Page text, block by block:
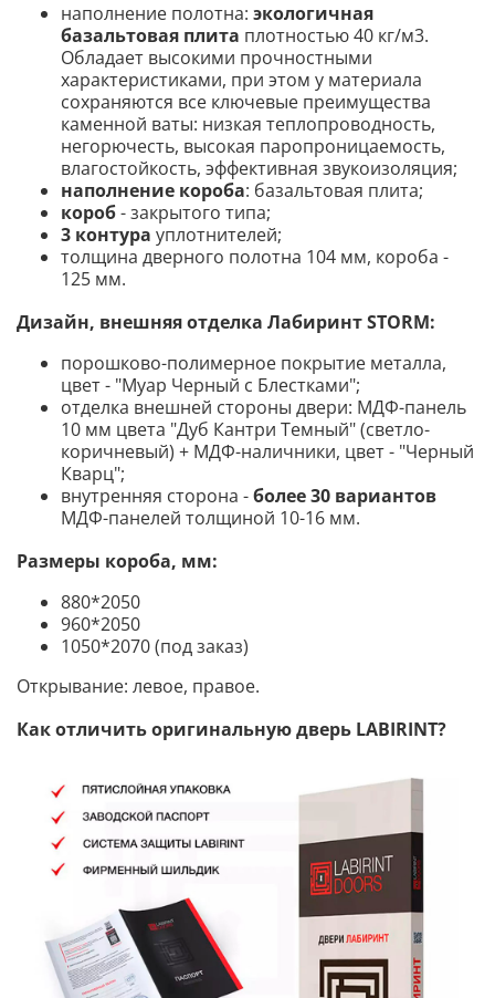
наполнение полотна: экологичная
базальтовая плита плотностью 40 кг/м3.
Обладает высокими прочностными
характеристиками, при этом у материала
сохраняются все ключевые преимущества
каменной ваты: низкая теплопроводность,
негорючесть, высокая паропроницаемость,
влагостойкость, эффективная звукоизоляция;
наполнение короба: базальтовая плита;
короб- закрытого типа;
3 контура уплотнителей;
толщина дверного полотна 104 мм, короба -
125 мм.
Дизайн, внешняя отделка Лабиринт STORM:
порошково-полимерное покрытие металла,
цвет - "Муар Черный с Блестками";
отделка внешней стороны двери: МДФ-панель
10 мм цвета "Дуб Кантри Темный" (светло-
коричневый) + МДФ-наличники, цвет - "Черный
Кварц";
внутренняя сторона -более 30 вариантов
МДФ-панелей толщиной 10-16 мм.
Размеры короба, мм:
880*2050
960*2050
1050*2070 (под заказ)
Открывание: левое, правое.
Как отличить оригинальную дверь LABIRINT?